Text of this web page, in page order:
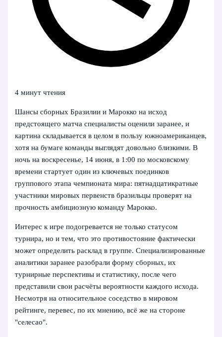
4 минут чтения
Шансы сборных Бразилии и Марокко на исход
предстоящего матча специалисты оценили заранее, и
картина складывается в целом в пользу южноамериканцев,
хотя на бумаге команды выглядят довольно близкими. В
ночь на воскресенье, 14 июня, в 1:00 по московскому
времени стартует один из ключевых поединков
группового этапа чемпионата мира: пятнадцатикратные
участники мировых первенств бразильцы проверят на
прочность амбициозную команду Марокко.
Интерес к игре подогревается не только статусом
турнира, но и тем, что это противостояние фактически
может определить расклад в группе. Специализированные
аналитики заранее разобрали форму сборных, их
турнирные перспективы и статистику, после чего
представили свои расчёты вероятности каждого исхода.
Несмотря на относительное соседство в мировом
рейтинге, перевес, по их мнению, всё же на стороне
"селесао".